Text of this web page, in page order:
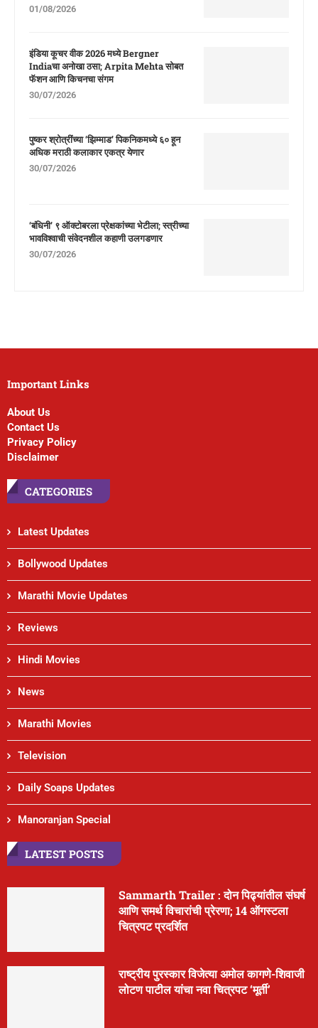
01/08/2026
इंडिया कूचर वीक 2026 मध्ये Bergner
Indiaचा अनोखा ठसा; Arpita Mehta सोबत
फॅशन आणि किचनचा संगम
30/07/2026
पुष्कर श्रोत्रींच्या ‘झिम्माड’ पिकनिकमध्ये ६० हून
अधिक मराठी कलाकार एकत्र येणार
30/07/2026
‘बंधिनी’ ९ ऑक्टोबरला प्रेक्षकांच्या भेटीला; स्त्रीच्या
भावविश्वाची संवेदनशील कहाणी उलगडणार
30/07/2026
Important Links
About Us
Contact Us
Privacy Policy
Disclaimer
CATEGORIES
Latest Updates
Bollywood Updates
Marathi Movie Updates
Reviews
Hindi Movies
News
Marathi Movies
Television
Daily Soaps Updates
Manoranjan Special
LATEST POSTS
Sammarth Trailer : दोन पिढ्यांतील संघर्ष
आणि समर्थ विचारांची प्रेरणा; 14 ऑगस्टला
चित्रपट प्रदर्शित
राष्ट्रीय पुरस्कार विजेत्या अमोल कागणे-शिवाजी
लोटण पाटील यांचा नवा चित्रपट ‘मूर्ती’